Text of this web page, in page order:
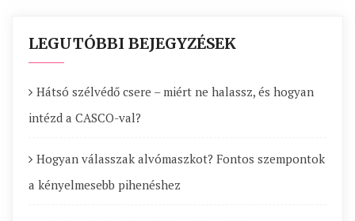
LEGUTÓBBI BEJEGYZÉSEK
Hátsó szélvédő csere – miért ne halassz, és hogyan
intézd a CASCO-val?
Hogyan válasszak alvómaszkot? Fontos szempontok
a kényelmesebb pihenéshez